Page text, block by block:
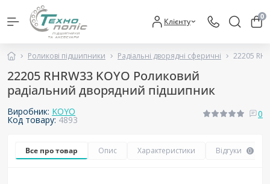
Клієнту 0
Роликові підшипники Радіальні дворядні сферичні 22205
22205 RHRW33 KOYO Роликовий
радіальний дворядний підшипник
Виробник: KOYO
Код товару:4893
0
Все про товар Опис Характеристики Відгуки 0